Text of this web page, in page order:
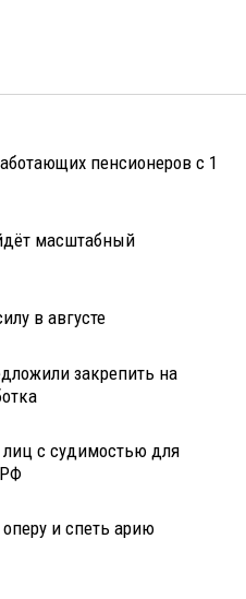
пенсионеров с 1
масштабный
в августе
закрепить на
с судимостью для
и спеть арию